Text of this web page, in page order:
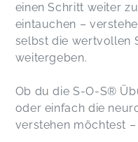
einen Schritt weiter
eintauchen –
selbst die wertvollen
weitergeben.
Ob du die S-O-S®
oder einfach die
verstehen möchtest